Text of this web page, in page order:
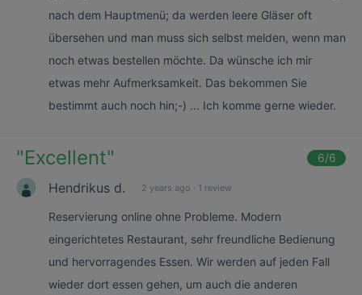
nach dem Hauptmenü; da werden leere Gläser oft
übersehen und man muss sich selbst melden, wenn man
noch etwas bestellen möchte. Da wünsche ich mir
etwas mehr Aufmerksamkeit. Das bekommen Sie
bestimmt auch noch hin;-) ... Ich komme gerne wieder.
"Excellent" 6/6
Hendrikus d. 2 years ago · 1 review
Reservierung online ohne Probleme. Modern
eingerichtetes Restaurant, sehr freundliche Bedienung
und hervorragendes Essen. Wir werden auf jeden Fall
wieder dort essen gehen, um auch die anderen